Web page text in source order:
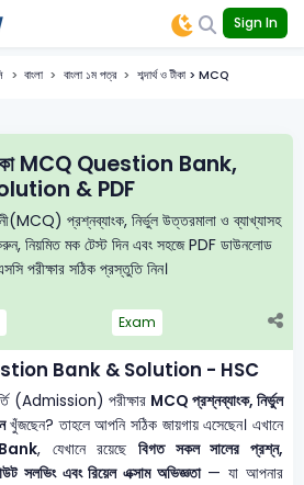
Sign In
বাংলা বাংলা ১ম পত্র শব্দার্থ ও টীকা > MCQ
টীকা MCQ Question Bank,
& PDF
প্রশ্নব্যাংক, নির্ভুল উত্তরমালা ও ব্যাখ্যাসহ
নিয়মিত মক টেস্ট দিন এবং সহজে PDF ডাউনলোড
পরীক্ষার সঠিক প্রস্তুতি নিন।
Exam
Bank & Solution - HSC
(Admission) পরীক্ষার MCQ প্রশ্নব্যাংক, নির্ভুল
খুঁজছেন? তাহলে আপনি সঠিক জায়গায় এসেছেন। এখানে
, যেখানে রয়েছে বিগত সকল সালের প্রশ্ন,
সলভিং এবং রিয়েল এক্সাম অভিজ্ঞতা— যা আপনার